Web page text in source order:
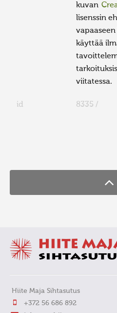
kuvan
lisenssin
käyttää
viitatessa.
id 8335 /
Hiite Maja Sihtasutus
+372 56 686 892